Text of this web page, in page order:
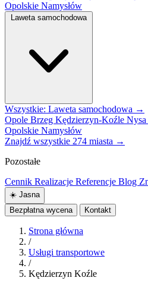
Opolskie Namysłów
Laweta samochodowa
Wszystkie: Laweta samochodowa →
Opole Brzeg Kędzierzyn-Koźle Nysa
Opolskie Namysłów
Znajdź wszystkie 274 miasta →
Pozostałe
Cennik Realizacje Referencje Blog
☀️ Jasna
Bezpłatna wycena
Kontakt
Strona główna
/
Usługi transportowe
/
Kędzierzyn Koźle